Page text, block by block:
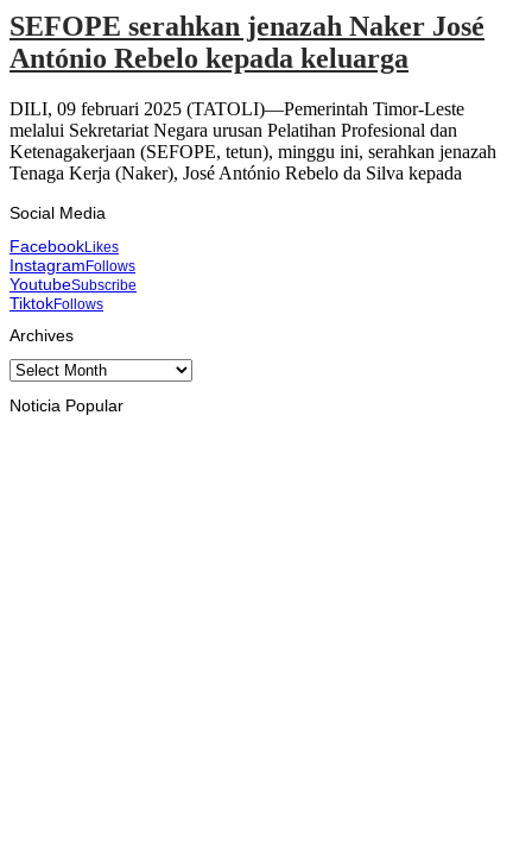
SEFOPE serahkan jenazah Naker José
António Rebelo kepada keluarga
DILI, 09 februari 2025 (TATOLI)—Pemerintah Timor-Leste
melalui Sekretariat Negara urusan Pelatihan Profesional dan
Ketenagakerjaan (SEFOPE, tetun), minggu ini, serahkan jenazah
Tenaga Kerja (Naker), José António Rebelo da Silva kepada
Social Media
FacebookLikes
InstagramFollows
YoutubeSubscribe
TiktokFollows
Archives
Archives
Noticia Popular